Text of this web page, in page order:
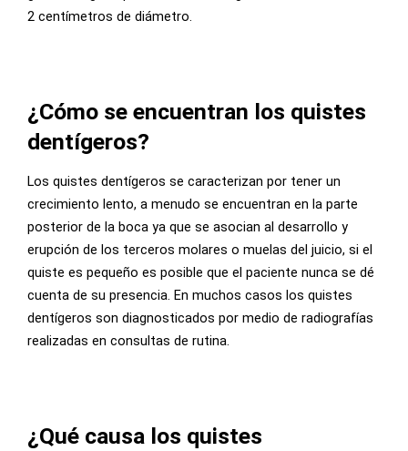
2 centímetros de diámetro.
¿Cómo se encuentran los quistes
dentígeros?
Los quistes dentígeros se caracterizan por tener un
crecimiento lento, a menudo se encuentran en la parte
posterior de la boca ya que se asocian al desarrollo y
erupción de los terceros molares o muelas del juicio, si el
quiste es pequeño es posible que el paciente nunca se dé
cuenta de su presencia. En muchos casos los quistes
dentígeros son diagnosticados por medio de radiografías
realizadas en consultas de rutina.
¿Qué causa los quistes